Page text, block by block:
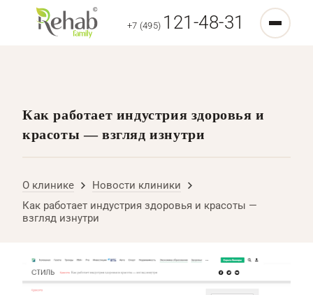
+7 (495) 121-48-31
Как работает индустрия здоровья и
красоты — взгляд изнутри
О клинике
Новости клиники
Как работает индустрия здоровья и красоты —
взгляд изнутри